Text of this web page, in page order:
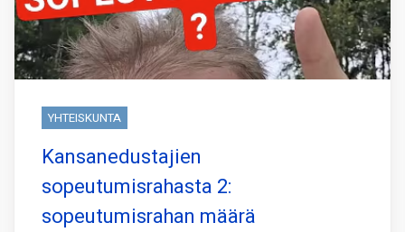
YHTEISKUNTA
Kansanedustajien
sopeutumisrahasta 2:
sopeutumisrahan määrä